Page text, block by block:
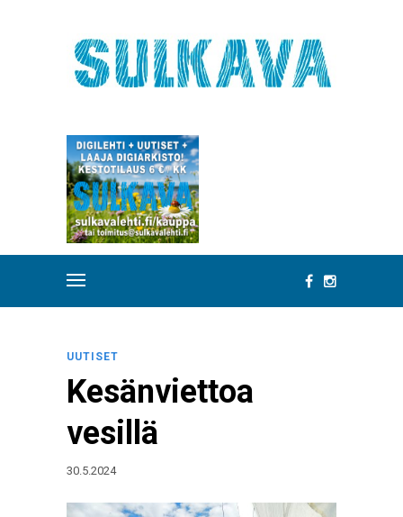
UUTISET
Kesänviettoa
vesillä
30.5.2024